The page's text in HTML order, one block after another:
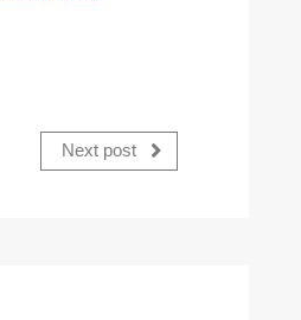
Next post